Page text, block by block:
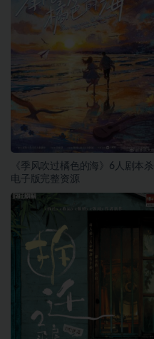
《季风吹过橘色的海》6人剧本杀
电子版完整资源